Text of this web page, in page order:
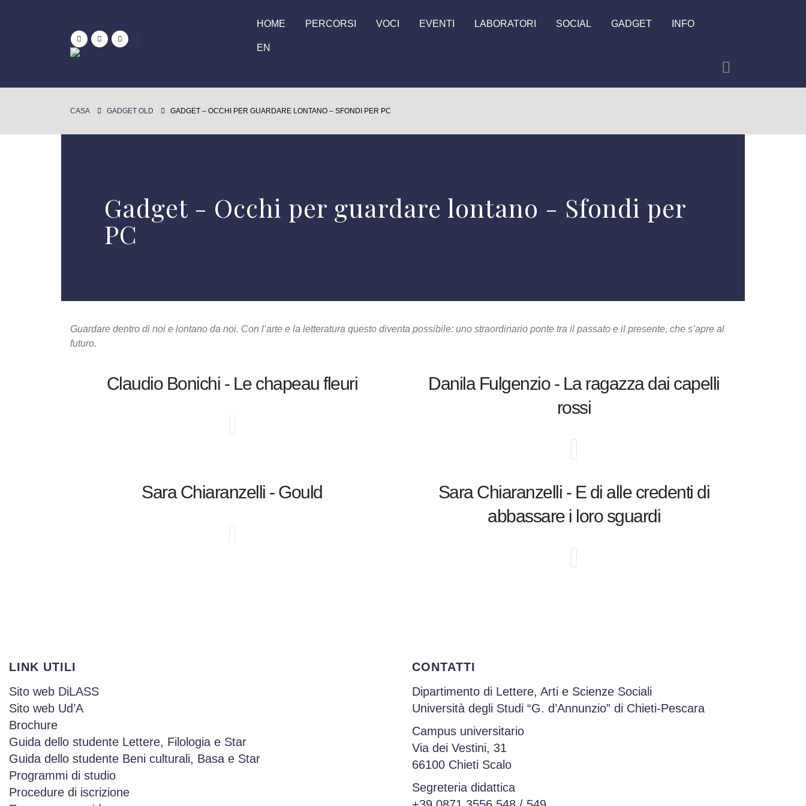
HOME PERCORSI VOCI EVENTI LABORATORI SOCIAL GADGET INFO
EN
CASA GADGET OLD GADGET – OCCHI PER GUARDARE LONTANO – SFONDI PER PC
Gadget - Occhi per guardare lontano - Sfondi per
PC
Guardare dentro di noi e lontano da noi. Con l’arte e la letteratura questo diventa possibile: uno straordinario ponte tra il passato e il presente, che s’apre al
futuro.
Claudio Bonichi - Le chapeau fleuri
Danila Fulgenzio - La ragazza dai capelli
rossi
Sara Chiaranzelli - Gould
Sara Chiaranzelli - E di alle credenti di
abbassare i loro sguardi
LINK UTILI
Sito web DiLASS
Sito web Ud’A
Brochure
Guida dello studente Lettere, Filologia e Star
Guida dello studente Beni culturali, Basa e Star
Programmi di studio
Procedure di iscrizione
CONTATTI
Dipartimento di Lettere, Arti e Scienze Sociali
Università degli Studi “G. d’Annunzio” di Chieti-Pescara
Campus universitario
Via dei Vestini, 31
66100 Chieti Scalo
Segreteria didattica